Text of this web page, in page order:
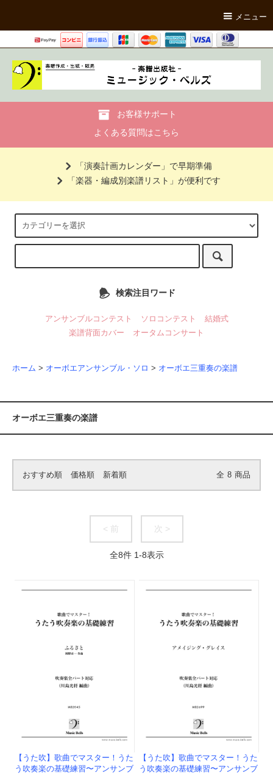
メニュー
お客様サポート
よくある質問はこちら
「演奏計画カレンダー」で早期準備
「楽器・編成別楽譜リスト」が便利です
検索注目ワード
アンサンブルコンテスト ソロコンテスト
結婚式
楽譜背面カバー
オータムコンサート
ホーム > オーボエアンサンブル・ソロ > オーボエ三重奏の楽譜
オーボエ三重奏の楽譜
おすすめ順 価格順 新着順 全 8 商品
< 前 次 >
全8件 1-8表示
【うた吹】歌曲でマスター！うた
う吹奏楽の基礎練習〜アンサンブ
【うた吹】歌曲でマスター！うた
う吹奏楽の基礎練習〜アンサンブ